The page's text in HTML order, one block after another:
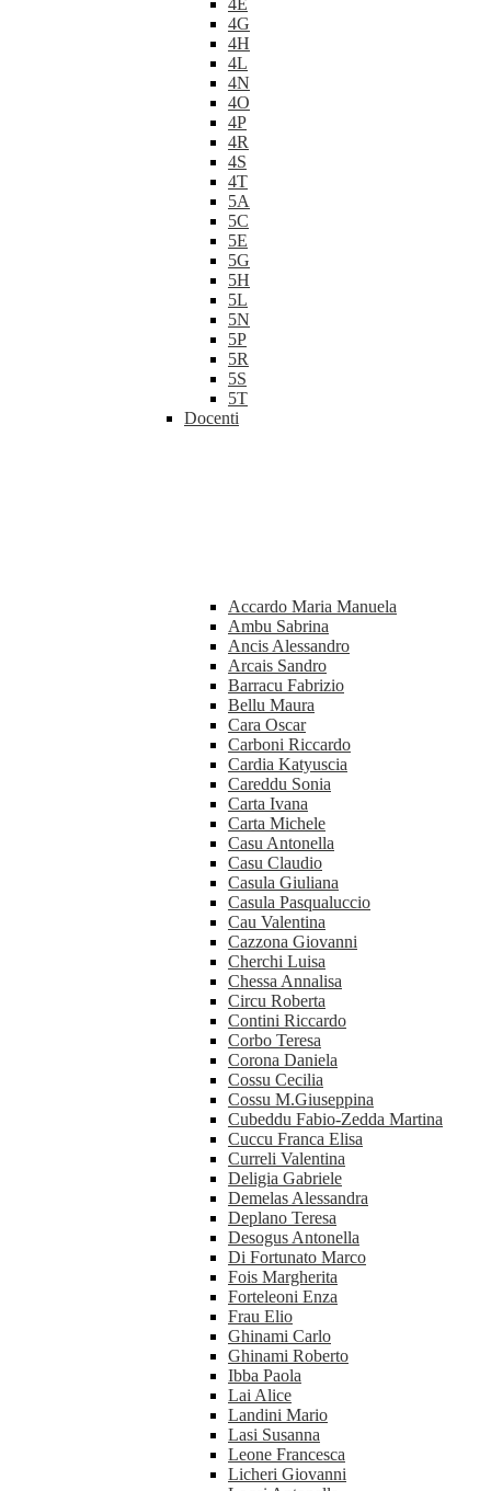
4E
4G
4H
4L
4N
4O
4P
4R
4S
4T
5A
5C
5E
5G
5H
5L
5N
5P
5R
5S
5T
Docenti
Accardo Maria Manuela
Ambu Sabrina
Ancis Alessandro
Arcais Sandro
Barracu Fabrizio
Bellu Maura
Cara Oscar
Carboni Riccardo
Cardia Katyuscia
Careddu Sonia
Carta Ivana
Carta Michele
Casu Antonella
Casu Claudio
Casula Giuliana
Casula Pasqualuccio
Cau Valentina
Cazzona Giovanni
Cherchi Luisa
Chessa Annalisa
Circu Roberta
Contini Riccardo
Corbo Teresa
Corona Daniela
Cossu Cecilia
Cossu M.Giuseppina
Cubeddu Fabio-Zedda Martina
Cuccu Franca Elisa
Curreli Valentina
Deligia Gabriele
Demelas Alessandra
Deplano Teresa
Desogus Antonella
Di Fortunato Marco
Fois Margherita
Forteleoni Enza
Frau Elio
Ghinami Carlo
Ghinami Roberto
Ibba Paola
Lai Alice
Landini Mario
Lasi Susanna
Leone Francesca
Licheri Giovanni